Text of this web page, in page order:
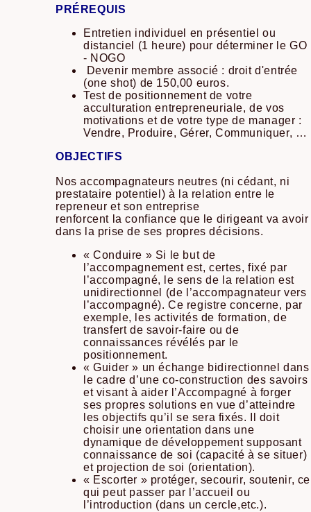
PRÉREQUIS
Entretien individuel en présentiel ou
distanciel (1 heure) pour déterminer le GO
- NOGO
Devenir membre associé : droit d'entrée
(one shot) de 150,00 euros.
Test de positionnement de votre
acculturation entrepreneuriale, de vos
motivations et de votre type de manager :
Vendre, Produire, Gérer, Communiquer, …
OBJECTIFS
Nos accompagnateurs neutres (ni cédant, ni
prestataire potentiel) à la relation entre le
repreneur et son entreprise
renforcent la confiance que le dirigeant va avoir
dans la prise de ses propres décisions.
« Conduire » Si le but de
l’accompagnement est, certes, fixé par
l’accompagné, le sens de la relation est
unidirectionnel (de l’accompagnateur vers
l’accompagné). Ce registre concerne, par
exemple, les activités de formation, de
transfert de savoir-faire ou de
connaissances révélés par le
positionnement.
« Guider » un échange bidirectionnel dans
le cadre d’une co-construction des savoirs
et visant à aider l’Accompagné à forger
ses propres solutions en vue d’atteindre
les objectifs qu’il se sera fixés. Il doit
choisir une orientation dans une
dynamique de développement supposant
connaissance de soi (capacité à se situer)
et projection de soi (orientation).
« Escorter » protéger, secourir, soutenir, ce
qui peut passer par l’accueil ou
l’introduction (dans un cercle,etc.).